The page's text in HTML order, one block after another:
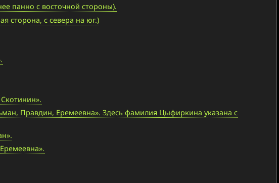
панно с восточной стороны).
сторона, с севера на юг.)
Правдин, Еремеевна». Здесь фамилия Цыфиркина указана с